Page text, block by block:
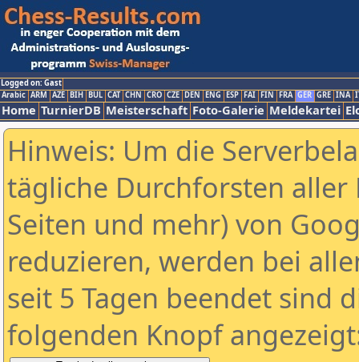
Logged on: Gast
Arabic ARM AZE BIH BUL CAT CHN CRO CZE DEN ENG ESP FAI FIN FRA GER GRE INA
Home TurnierDB Meisterschaft Foto-Galerie Meldekartei
Hinweis: Um die
tägliche Durchforsten aller
Seiten und mehr) von
reduzieren, werden bei
seit 5 Tagen beendet sind
folgenden Knopf